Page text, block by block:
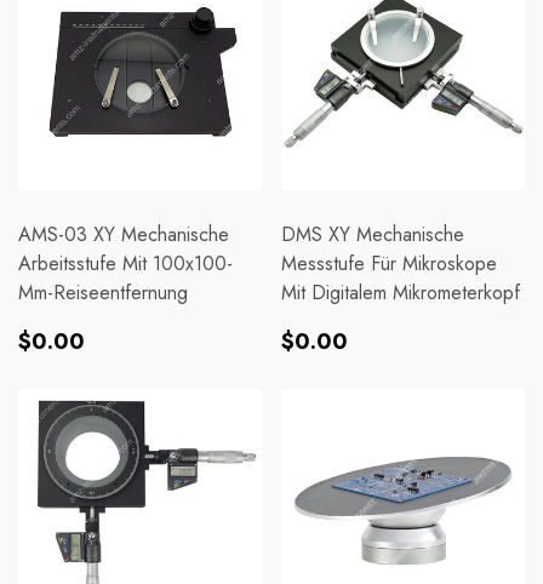
AMS-03 XY Mechanische
Arbeitsstufe Mit 100x100-
Mm-Reiseentfernung
Normaler
$0.00
DMS XY Mechanische
Messstufe Für Mikroskope
Mit Digitalem Mikrometerkopf
Normaler
$0.00